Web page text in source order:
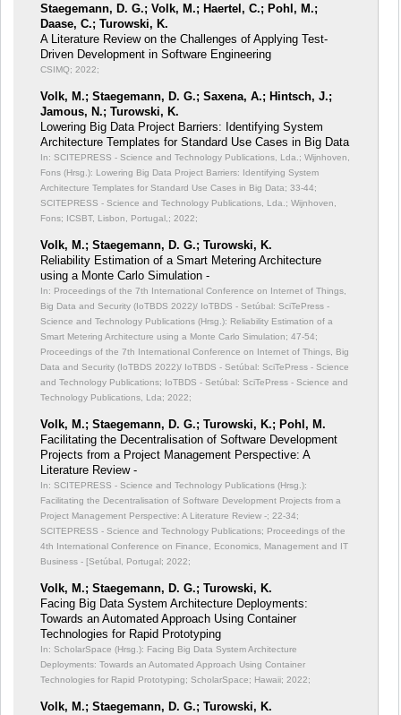
Staegemann, D. G.; Volk, M.; Haertel, C.; Pohl, M.;
Daase, C.; Turowski, K.
A Literature Review on the Challenges of Applying Test-
Driven Development in Software Engineering
CSIMQ; 2022;
Volk, M.; Staegemann, D. G.; Saxena, A.; Hintsch, J.;
Jamous, N.; Turowski, K.
Lowering Big Data Project Barriers: Identifying System
Architecture Templates for Standard Use Cases in Big Data
In: SCITEPRESS - Science and Technology Publications, Lda.; Wijnhoven,
Fons (Hrsg.): Lowering Big Data Project Barriers: Identifying System
Architecture Templates for Standard Use Cases in Big Data; 33-44;
SCITEPRESS - Science and Technology Publications, Lda.; Wijnhoven,
Fons; ICSBT, Lisbon, Portugal,; 2022;
Volk, M.; Staegemann, D. G.; Turowski, K.
Reliability Estimation of a Smart Metering Architecture
using a Monte Carlo Simulation -
In: Proceedings of the 7th International Conference on Internet of Things,
Big Data and Security (IoTBDS 2022)/ IoTBDS - Setúbal: SciTePress -
Science and Technology Publications (Hrsg.): Reliability Estimation of a
Smart Metering Architecture using a Monte Carlo Simulation; 47-54;
Proceedings of the 7th International Conference on Internet of Things, Big
Data and Security (IoTBDS 2022)/ IoTBDS - Setúbal: SciTePress - Science
and Technology Publications; IoTBDS - Setúbal: SciTePress - Science and
Technology Publications, Lda; 2022;
Volk, M.; Staegemann, D. G.; Turowski, K.; Pohl, M.
Facilitating the Decentralisation of Software Development
Projects from a Project Management Perspective: A
Literature Review -
In: SCITEPRESS - Science and Technology Publications (Hrsg.):
Facilitating the Decentralisation of Software Development Projects from a
Project Management Perspective: A Literature Review -; 22-34;
SCITEPRESS - Science and Technology Publications; Proceedings of the
4th International Conference on Finance, Economics, Management and IT
Business - [Setúbal, Portugal; 2022;
Volk, M.; Staegemann, D. G.; Turowski, K.
Facing Big Data System Architecture Deployments:
Towards an Automated Approach Using Container
Technologies for Rapid Prototyping
In: ScholarSpace (Hrsg.): Facing Big Data System Architecture
Deployments: Towards an Automated Approach Using Container
Technologies for Rapid Prototyping; ScholarSpace; Hawaii; 2022;
Volk, M.; Staegemann, D. G.; Turowski, K.